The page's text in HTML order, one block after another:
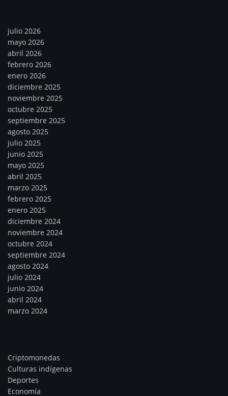
julio 2026
mayo 2026
abril 2026
febrero 2026
enero 2026
diciembre 2025
noviembre 2025
octubre 2025
septiembre 2025
agosto 2025
julio 2025
junio 2025
mayo 2025
abril 2025
marzo 2025
febrero 2025
enero 2025
diciembre 2024
noviembre 2024
octubre 2024
septiembre 2024
agosto 2024
julio 2024
junio 2024
abril 2024
marzo 2024
Criptomonedas
Culturas indígenas
Deportes
Economía